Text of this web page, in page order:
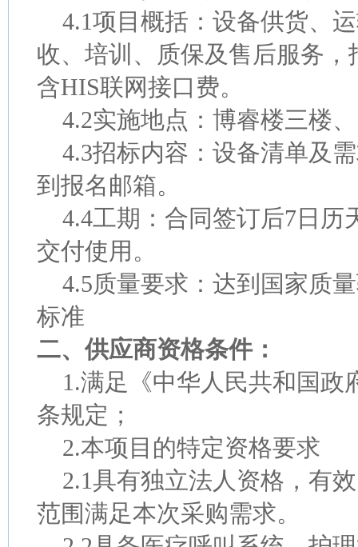
4.1项目概括：设备供货、
收、培训、质保及售后服务
含HIS联网接口费。
4.2实施地点：博睿楼三楼
4.3招标内容：设备清单及
到报名邮箱。
4.4工期：合同签订后7日历
交付使用。
4.5质量要求：达到国家质
标准
二、供应商资格条件：
1.满足《中华人民共和国政
条规定；
2.本项目的特定资格要求
2.1具有独立法人资格，有
范围满足本次采购需求。